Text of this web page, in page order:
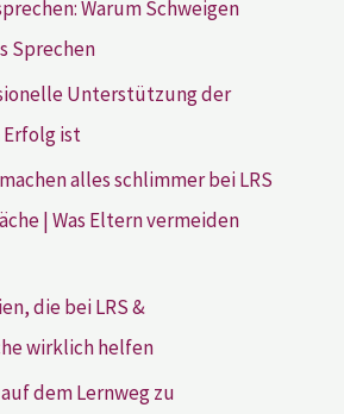
Warum Schweigen
Sprechen
Unterstützung der
ist
alles schlimmer bei LRS
| Was Eltern vermeiden
die bei LRS &
wirklich helfen
dem Lernweg zu